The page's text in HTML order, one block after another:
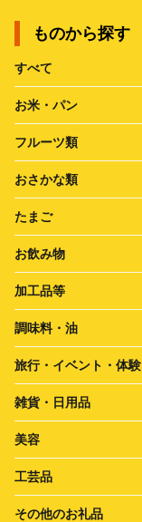
ものから探す
すべて
お米・パン
フルーツ類
おさかな類
たまご
お飲み物
加工品等
調味料・油
旅行・イベント・体験
雑貨・日用品
美容
工芸品
その他のお礼品